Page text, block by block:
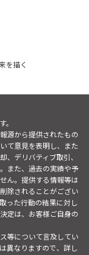
を描く
源から提供されたもの
て意見を表明し、また
、デリバティブ取引、
また、過去の実績や予
ん。提供する情報等は
除されることがござい
った行動の結果に対し
定は、お客様ご自身の
等について言及してい
異なりますので、詳し